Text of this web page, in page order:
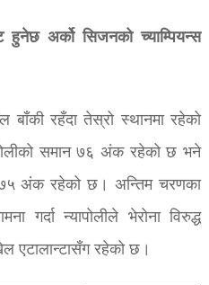
अर्को सिजनको च्याम्पियन्स
रहँदा तेस्रो स्थानमा रहेको
समान ७६ अंक रहेको छ भने
७५ अंक रहेको छ। अन्तिम चरणका
गर्दा न्यापोलीले भेरोना विरुद्ध
एटालान्टासँग रहेको छ।